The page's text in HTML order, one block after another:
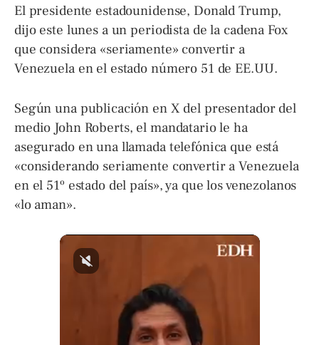
El presidente estadounidense, Donald Trump,
dijo este lunes a un periodista de la cadena Fox
que considera «seriamente» convertir a
Venezuela en el estado número 51 de EE.UU.
Según una publicación en X del presentador del
medio John Roberts, el mandatario le ha
asegurado en una llamada telefónica que está
«considerando seriamente convertir a Venezuela
en el 51º estado del país», ya que los venezolanos
«lo aman».